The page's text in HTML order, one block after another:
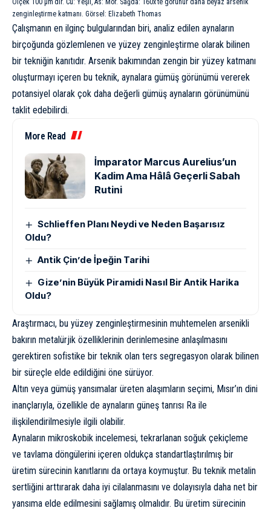
Ölçek 100 µm’dir. Cu: Yeşil, As: Mor. Sağda: 160x’te görünür daha beyaz arsenik
zenginleştirme katmanı. Görsel: Elizabeth Thomas
Çalışmanın en ilginç bulgularından biri, analiz edilen aynaların
birçoğunda gözlemlenen ve yüzey zenginleştirme olarak bilinen
bir tekniğin kanıtıdır. Arsenik bakımından zengin bir yüzey katmanı
oluşturmayı içeren bu teknik, aynalara gümüş görünümü vererek
potansiyel olarak çok daha değerli gümüş aynaların görünümünü
taklit edebilirdi.
More Read
İmparator Marcus Aurelius’un
Kadim Ama Hâlâ Geçerli Sabah
Rutini
Schlieffen Planı Neydi ve Neden Başarısız
Oldu?
Antik Çin’de İpeğin Tarihi
Gize’nin Büyük Piramidi Nasıl Bir Antik Harika
Oldu?
Araştırmacı, bu yüzey zenginleştirmesinin muhtemelen arsenikli
bakırın metalürjik özelliklerinin derinlemesine anlaşılmasını
gerektiren sofistike bir teknik olan ters segregasyon olarak bilinen
bir süreçle elde edildiğini öne sürüyor.
Altın veya gümüş yansımalar üreten alaşımların seçimi, Mısır’ın dini
inançlarıyla, özellikle de aynaların güneş tanrısı Ra ile
ilişkilendirilmesiyle ilgili olabilir.
Aynaların mikroskobik incelemesi, tekrarlanan soğuk çekiçleme
ve tavlama döngülerini içeren oldukça standartlaştırılmış bir
üretim sürecinin kanıtlarını da ortaya koymuştur. Bu teknik metalin
sertliğini arttırarak daha iyi cilalanmasını ve dolayısıyla daha net bir
yansıma elde edilmesini sağlamış olmalıdır. Bu üretim sürecinin